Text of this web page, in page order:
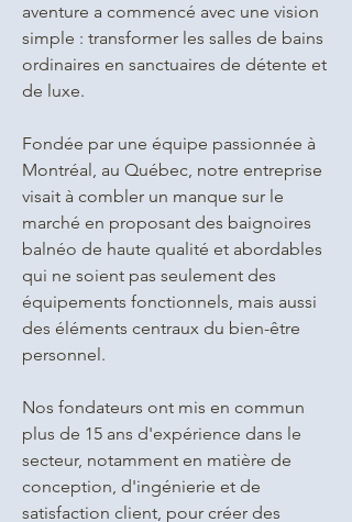
aventure a commencé avec une vision
simple : transformer les salles de bains
ordinaires en sanctuaires de détente et
de luxe.
Fondée par une équipe passionnée à
Montréal, au Québec, notre entreprise
visait à combler un manque sur le
marché en proposant des baignoires
balnéo de haute qualité et abordables
qui ne soient pas seulement des
équipements fonctionnels, mais aussi
des éléments centraux du bien-être
personnel.
Nos fondateurs ont mis en commun
plus de 15 ans d'expérience dans le
secteur, notamment en matière de
conception, d'ingénierie et de
satisfaction client, pour créer des